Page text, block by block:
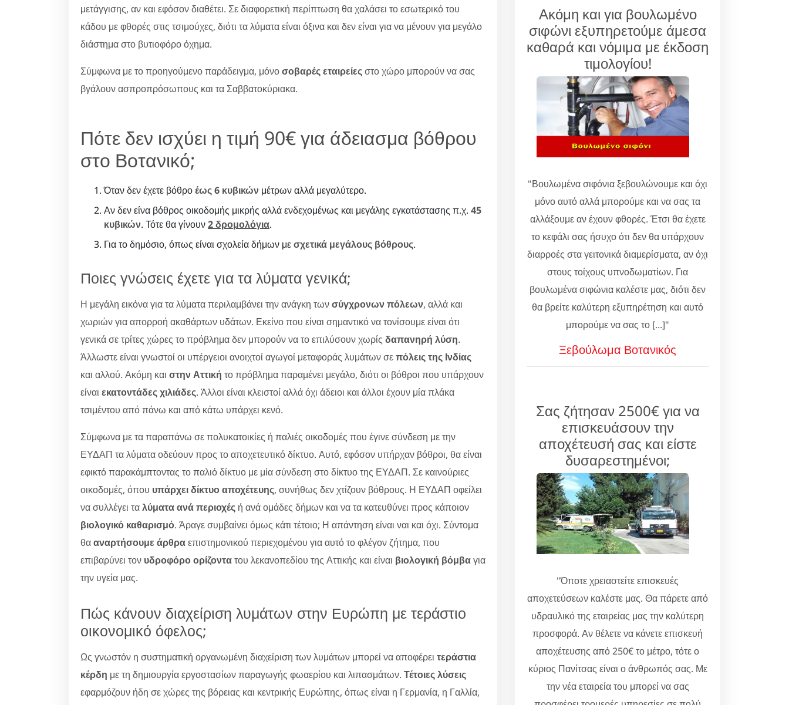
μετάγγισης, αν και εφόσον διαθέτει. Σε διαφορετική περίπτωση θα χαλάσει το εσωτερικό του
κάδου με φθορές στις τσιμούχες, διότι τα λύματα είναι όξινα και δεν είναι για να μένουν για μεγάλο
διάστημα στο βυτιοφόρο όχημα.
Σύμφωνα με το προηγούμενο παράδειγμα, μόνοσοβαρές εταιρείεςστο χώρο μπορούν να σας
βγάλουν ασπροπρόσωπους και τα Σαββατοκύριακα.
Πότε δεν ισχύει η τιμή 90€ για άδειασμα βόθρου
στο Βοτανικό;
Όταν δεν έχετε βόθροέως 6 κυβικών μέτρων αλλά μεγαλύτερο.
Αν δεν είνα βόθρος οικοδομής μικρής αλλά ενδεχομένως και μεγάλης εγκατάστασης π.χ. 45
κυβικών. Τότε θα γίνουν2 δρομολόγια.
Για το δημόσιο, όπως είναι σχολεία δήμων μεσχετικά μεγάλους βόθρους.
Ποιες γνώσεις έχετε για τα λύματα γενικά;
Η μεγάλη εικόνα για τα λύματα περιλαμβάνει την ανάγκη τωνσύγχρονων πόλεων, αλλά και
χωριών για απορροή ακαθάρτων υδάτων. Εκείνο που είναι σημαντικό να τονίσουμε είναι ότι
γενικά σε τρίτες χώρες το πρόβλημα δεν μπορούν να το επιλύσουν χωρίς δαπανηρή λύση.
Άλλωστε είναι γνωστοί οι υπέργειοι ανοιχτοί αγωγοί μεταφοράς λυμάτων σεπόλεις της Ινδίας
και αλλού. Ακόμη και στην Αττική το πρόβλημα παραμένει μεγάλο, διότι οι βόθροι που υπάρχουν
είναι εκατοντάδες χιλιάδες. Άλλοι είναι κλειστοί αλλά όχι άδειοι και άλλοι έχουν μία πλάκα
τσιμέντου από πάνω και από κάτω υπάρχει κενό.
Σύμφωνα με τα παραπάνω σε πολυκατοικίες ή παλιές οικοδομές που έγινε σύνδεση με την
ΕΥΔΑΠ τα λύματα οδεύουν προς το αποχετευτικό δίκτυο. Αυτό, εφόσον υπήρχαν βόθροι, θα είναι
εφικτό παρακάμπτοντας το παλιό δίκτυο με μία σύνδεση στο δίκτυο της ΕΥΔΑΠ. Σε καινούριες
οικοδομές, όπου υπάρχει δίκτυο αποχέτευης, συνήθως δεν χτίζουν βόθρους. Η ΕΥΔΑΠ οφείλει
να συλλέγει ταλύματα ανά περιοχές ή ανά ομάδες δήμων και να τα κατευθύνει προς κάποιον
βιολογικό καθαρισμό. Άραγε συμβαίνει όμως κάτι τέτοιο; Η απάντηση είναι ναι και όχι. Σύντομα
θααναρτήσουμε άρθραεπιστημονικού περιεχομένου για αυτό το φλέγον ζήτημα, που
επιβαρύνει τον υδροφόρο ορίζοντατου λεκανοπεδίου της Αττικής και είναι βιολογική βόμβαγια
την υγεία μας.
Πώς κάνουν διαχείριση λυμάτων στην Ευρώπη με τεράστιο
οικονομικό όφελος;
Ως γνωστόν η συστηματική οργανωμένη διαχείριση των λυμάτων μπορεί να αποφέρει τεράστια
κέρδη με τη δημιουργία εργοστασίων παραγωγής φωαερίου και λιπασμάτων. Τέτοιες λύσεις
εφαρμόζουν ήδη σε χώρες της βόρειας και κεντρικής Ευρώπης, όπως είναι η Γερμανία, η Γαλλία,
Ακόμη και για βουλωμένο
σιφώνι εξυπηρετούμε άμεσα
καθαρά και νόμιμα με έκδοση
τιμολογίου!
"Βουλωμένα σιφόνια ξεβουλώνουμε και όχι
μόνο αυτό αλλά μπορούμε και να σας τα
αλλάξουμε αν έχουν φθορές. Έτσι θα έχετε
το κεφάλι σας ήσυχο ότι δεν θα υπάρχουν
διαρροές στα γειτονικά διαμερίσματα, αν όχι
στους τοίχους υπνοδωματίων. Για
βουλωμένα σιφώνια καλέστε μας, διότι δεν
θα βρείτε καλύτερη εξυπηρέτηση και αυτό
μπορούμε να σας το [...]"
Ξεβούλωμα Βοτανικός
Σας ζήτησαν 2500€ για να
επισκευάσουν την
αποχέτευσή σας και είστε
δυσαρεστημένοι;
"Όποτε χρειαστείτε επισκευές
αποχετεύσεων καλέστε μας. Θα πάρετε από
υδραυλικό της εταιρείας μας την καλύτερη
προσφορά. Αν θέλετε να κάνετε επισκευή
αποχέτευσης από 250€ το μέτρο, τότε ο
κύριος Πανίτσας είναι ο άνθρωπός σας. Με
την νέα εταιρεία του μπορεί να σας